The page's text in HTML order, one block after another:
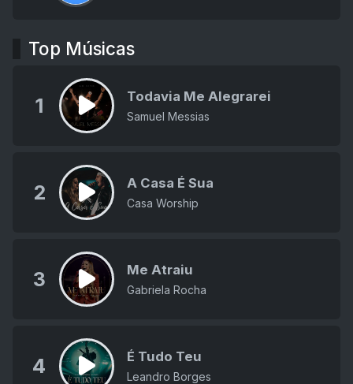
Top Músicas
1 Todavia Me Alegrarei
Samuel Messias
2 A Casa É Sua
Casa Worship
3 Me Atraiu
Gabriela Rocha
4 É Tudo Teu
Leandro Borges